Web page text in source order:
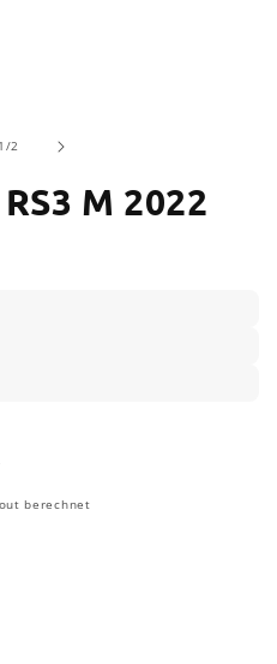
1 /von
2
M 2022
berechnet